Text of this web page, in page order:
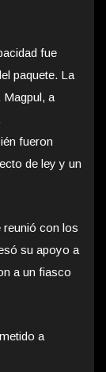
fue
paquete. La
Magpul, a
fueron
de ley y un
reunió con los
su apoyo a
a un fiasco
a